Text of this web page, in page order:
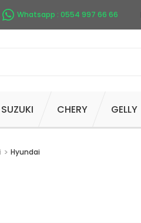
Whatsapp : 0554 997 66 66
SUZUKI CHERY GELLY
Hyundai